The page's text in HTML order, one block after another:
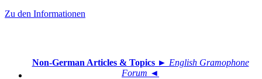
Zu den Informationen
Non-German Articles & Topics► English Gramophone
Forum ◄